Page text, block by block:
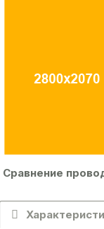
Сравнение